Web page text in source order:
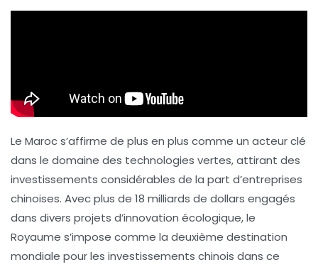
Le Maroc s’affirme de plus en plus comme un acteur clé
dans le domaine des technologies vertes, attirant des
investissements considérables de la part d’entreprises
chinoises. Avec plus de 18 milliards de dollars engagés
dans divers projets d’innovation écologique, le
Royaume s’impose comme la deuxième destination
mondiale pour les investissements chinois dans ce